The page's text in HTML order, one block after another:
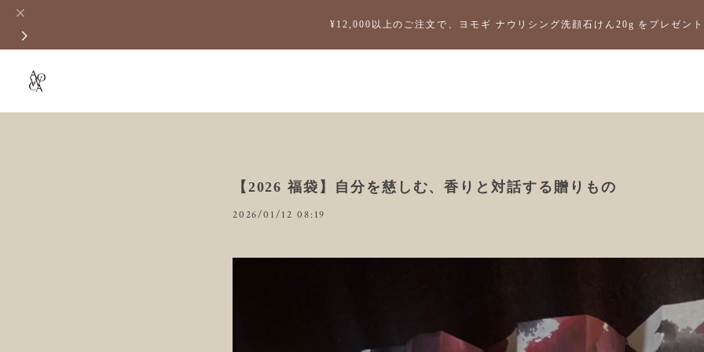
¥12,000以上のご注文で、ヨモギ ナウリシング洗顔石けん20g をプレゼ
【2026 福袋】自分を慈しむ、香りと対話する贈りもの
2026/01/12 08:19